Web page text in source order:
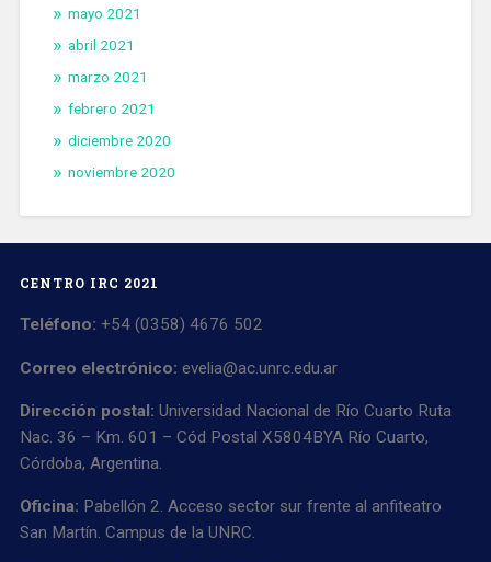
mayo 2021
abril 2021
marzo 2021
febrero 2021
diciembre 2020
noviembre 2020
CENTRO IRC 2021
Teléfono: +54 (0358) 4676 502
Correo electrónico: evelia@ac.unrc.edu.ar
Dirección postal: Universidad Nacional de Río Cuarto Ruta
Nac. 36 – Km. 601 – Cód Postal X5804BYA Río Cuarto,
Córdoba, Argentina.
Oficina: Pabellón 2. Acceso sector sur frente al anfiteatro
San Martín. Campus de la UNRC.